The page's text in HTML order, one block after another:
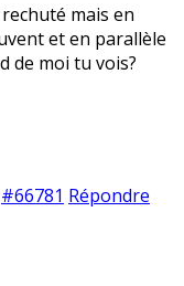
mais en
et en parallèle
de moi tu vois?
#66781 Répondre